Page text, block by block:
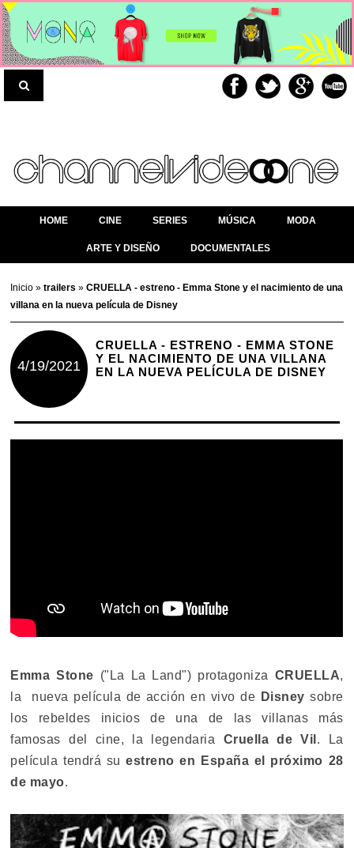
HOME CINE SERIES MÚSICA MODA
ARTE Y DISEÑO DOCUMENTALES
Inicio»trailers»CRUELLA - estreno - Emma Stone y el nacimiento de una
villana en la nueva película de Disney
4/19/2021
CRUELLA - ESTRENO - EMMA STONE
Y EL NACIMIENTO DE UNA VILLANA
EN LA NUEVA PELÍCULA DE DISNEY
Emma Stone ("La La Land") protagoniza CRUELLA,
la nueva película de acción en vivo de Disney sobre
los rebeldes inicios de una de las villanas más
famosas del cine, la legendaria Cruella de Vil . La
película tendrá suestreno en España el próximo 28
de mayo.